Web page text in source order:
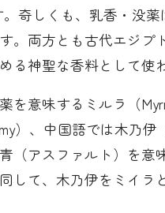
。奇しくも、乳香・没
。両方とも古代エジプ
る神聖な香料として使
を意味するミルラ（
）、中国語では木乃
（アスファルト）を意
して、木乃伊をミイラ